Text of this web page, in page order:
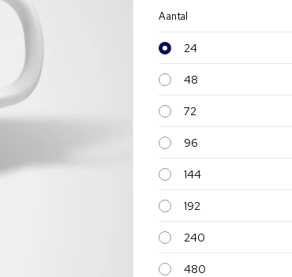
Aantal
24
48
72
96
144
192
240
480